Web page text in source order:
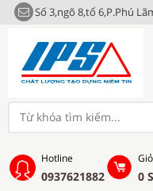
Số 3,ngõ 8,tổ 6,P.Phú
Hotline
0937621882 0